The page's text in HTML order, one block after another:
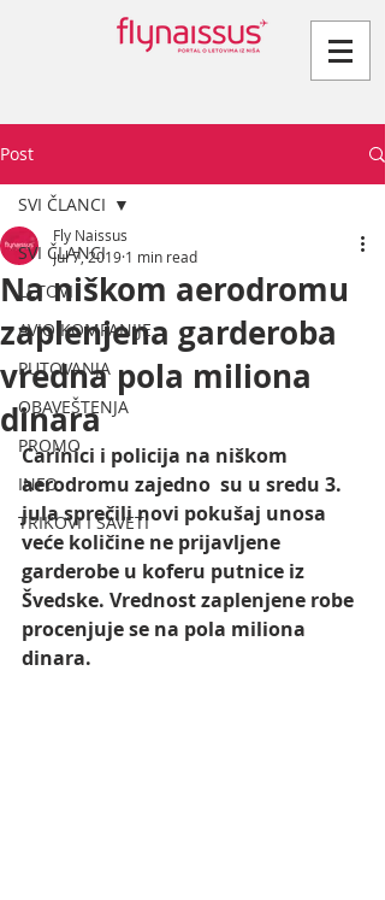
Post
SVI ČLANCI
LETOVI
AVIO KOMPANIJE
PUTOVANJA
OBAVEŠTENJA
PROMO
INFO
TRIKOVI I SAVETI
SVI ČLANCI
Na niškom aerodromu
zaplenjena garderoba
vredna pola miliona
dinara
Fly Naissus
Jul 7, 2019 1 min read
Carinici i policija na niškom
aerodromu zajedno  su u sredu 3.
jula sprečili novi pokušaj unosa
veće količine ne prijavljene
garderobe u koferu putnice iz
Švedske. Vrednost zaplenjene robe
procenjuje se na pola miliona
dinara.